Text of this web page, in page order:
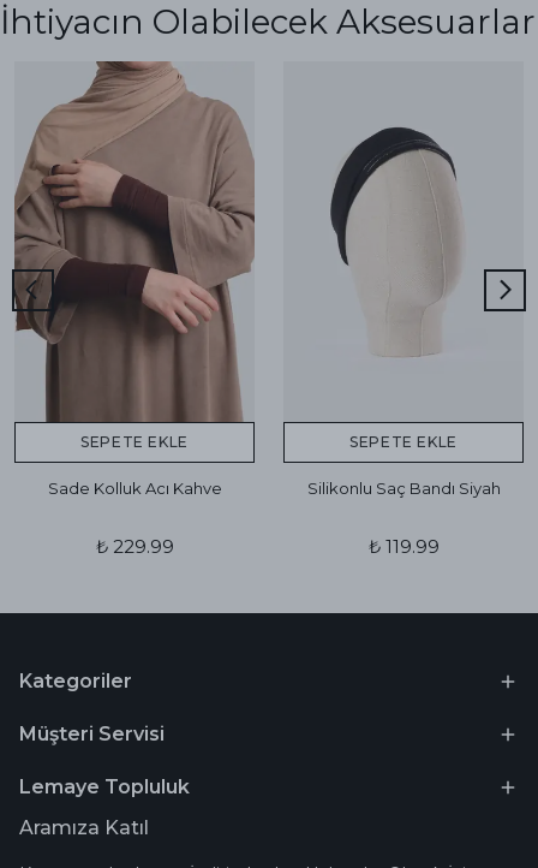
İhtiyacın Olabilecek Aksesuarlar
SEPETE EKLE
Sade Kolluk Acı Kahve
₺ 229.99
SEPETE EKLE
Silikonlu Saç Bandı Siyah
₺ 119.99
Kategoriler
Müşteri Servisi
Lemaye Topluluk
Aramıza Katıl